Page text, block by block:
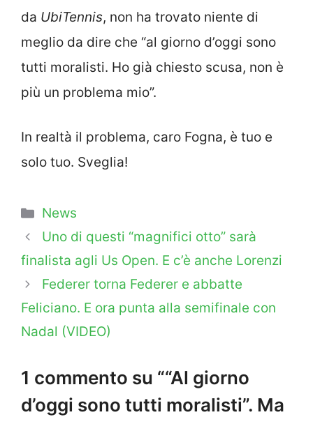
da UbiTennis, non ha trovato niente di
meglio da dire che “al giorno d’oggi sono
tutti moralisti. Ho già chiesto scusa, non è
più un problema mio”.
In realtà il problema, caro Fogna, è tuo e
solo tuo. Sveglia!
Categorie
News
Uno di questi “magnifici otto” sarà
finalista agli Us Open. E c’è anche Lorenzi
Federer torna Federer e abbatte
Feliciano. E ora punta alla semifinale con
Nadal (VIDEO)
1 commento su ““Al giorno
d’oggi sono tutti moralisti”. Ma